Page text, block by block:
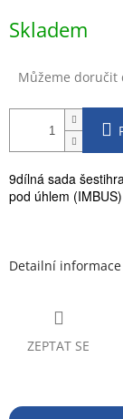
cena:
Skladem
Můžeme doručit
9dílná sada
pod úhlem
Detailní informace
ZEPTAT SE